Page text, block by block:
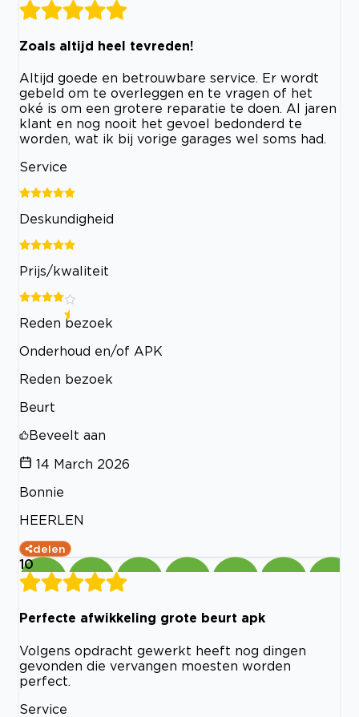
Zoals altijd heel tevreden!
Altijd goede en betrouwbare service. Er wordt
gebeld om te overleggen en te vragen of het
oké is om een grotere reparatie te doen. Al jaren
klant en nog nooit het gevoel bedonderd te
worden, wat ik bij vorige garages wel soms had.
Service
Deskundigheid
Prijs/kwaliteit
Reden bezoek
Onderhoud en/of APK
Reden bezoek
Beurt
Beveelt aan
14 March 2026
Bonnie
HEERLEN
delen
10
Perfecte afwikkeling grote beurt apk
Volgens opdracht gewerkt heeft nog dingen
gevonden die vervangen moesten worden
perfect.
Service